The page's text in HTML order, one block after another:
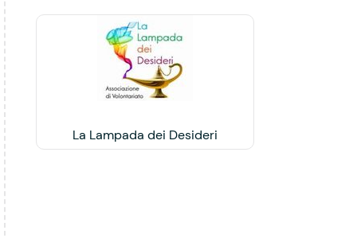
La Lampada dei Desideri